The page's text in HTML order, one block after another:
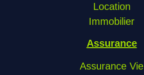
Location
Immobilier
Assurance
Assurance Vie